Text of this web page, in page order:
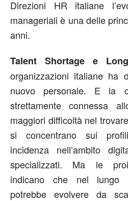
Direzioni HR italiane
manageriali è una delle
anni.
Talent Shortage e
organizzazioni italiane ha
nuovo personale. E la
strettamente connessa
maggiori difficoltà nel
si concentrano sui
incidenza nell’ambito
specializzati. Ma le
indicano che nel lungo
potrebbe evolvere da